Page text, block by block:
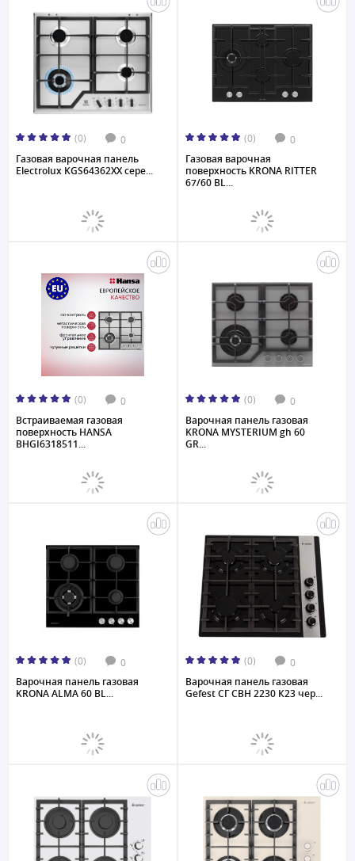
(0) 0
Газовая варочная панель
Electrolux KGS64362XX сере...
(0) 0
Газовая варочная
поверхность KRONA RITTER
67/60 BL...
(0) 0
Встраиваемая газовая
поверхность HANSA
BHGI6318511...
(0) 0
Варочная панель газовая
KRONA MYSTERIUM gh 60
GR...
(0) 0
Варочная панель газовая
KRONA ALMA 60 BL...
(0) 0
Варочная панель газовая
Gefest СГ СВН 2230 К23 чер...